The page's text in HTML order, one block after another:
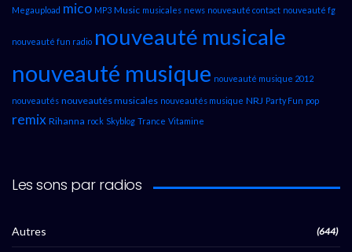
Megaupload mico MP3 Music musicales news nouveauté contact nouveauté fg
nouveauté fun radio nouveauté musicale
nouveauté musique nouveauté musique 2012
nouveautés nouveautés musicales nouveautés musique NRJ Party Fun pop
remix Rihanna rock Skyblog Trance Vitamine
Les sons par radios
Autres (644)